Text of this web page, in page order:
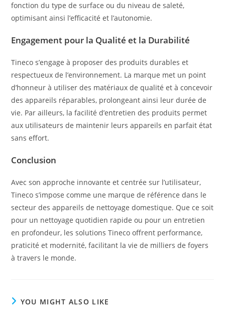
fonction du type de surface ou du niveau de saleté,
optimisant ainsi l’efficacité et l’autonomie.
Engagement pour la Qualité et la Durabilité
Tineco s’engage à proposer des produits durables et
respectueux de l’environnement. La marque met un point
d’honneur à utiliser des matériaux de qualité et à concevoir
des appareils réparables, prolongeant ainsi leur durée de
vie. Par ailleurs, la facilité d’entretien des produits permet
aux utilisateurs de maintenir leurs appareils en parfait état
sans effort.
Conclusion
Avec son approche innovante et centrée sur l’utilisateur,
Tineco s’impose comme une marque de référence dans le
secteur des appareils de nettoyage domestique. Que ce soit
pour un nettoyage quotidien rapide ou pour un entretien
en profondeur, les solutions Tineco offrent performance,
praticité et modernité, facilitant la vie de milliers de foyers
à travers le monde.
YOU MIGHT ALSO LIKE